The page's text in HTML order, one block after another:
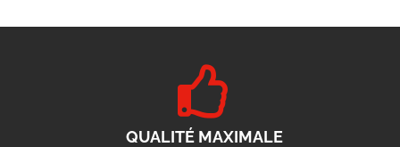
QUALITÉ MAXIMALE